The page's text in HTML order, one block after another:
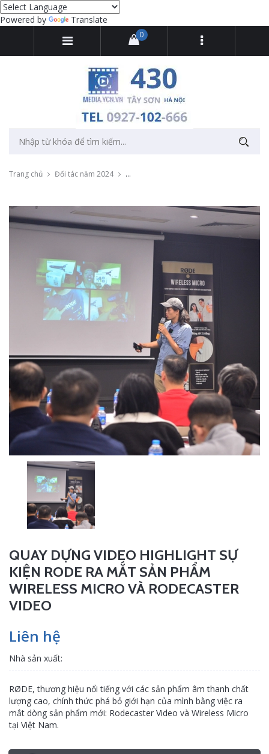
Powered by Translate
0
Trang chủ Đối tác năm 2024 Quay dựng video highlight sự kiện Rode
QUAY DỰNG VIDEO HIGHLIGHT SỰ
KIỆN RODE RA MẮT SẢN PHẨM
WIRELESS MICRO VÀ RODECASTER
VIDEO
Liên hệ
Nhà sản xuất:
RØDE, thương hiệu nổi tiếng với các sản phẩm âm thanh chất
lượng cao, chính thức phá bỏ giới hạn của mình bằng việc ra
mắt dòng sản phẩm mới: Rodecaster Video và Wireless Micro
tại Việt Nam.